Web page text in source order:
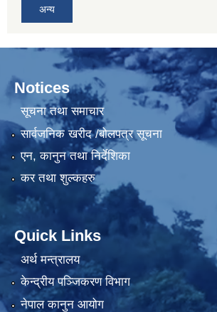
अन्य
Notices
सूचना तथा समाचार
सार्वजनिक खरीद /बोलपत्र सूचना
एन, कानुन तथा निर्देशिका
कर तथा शुल्कहरु
Quick Links
अर्थ मन्त्रालय
केन्द्रीय पञ्जिकरण विभाग
नेपाल कानुन आयोग